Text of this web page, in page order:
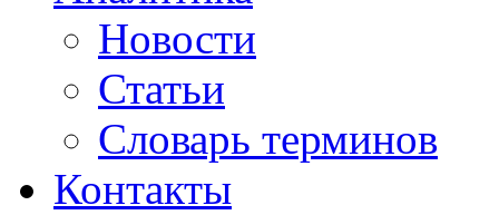
Новости
Статьи
Словарь терминов
Контакты